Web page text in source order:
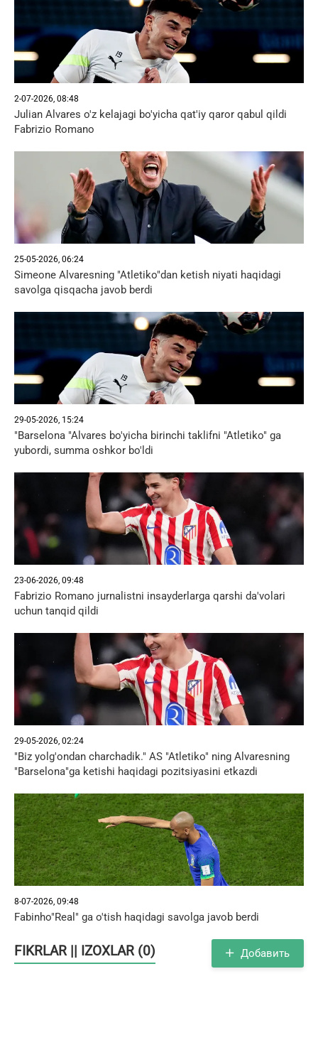
2-07-2026, 08:48
Julian Alvares o'z kelajagi bo'yicha qat'iy qaror qabul qildi
Fabrizio Romano
25-05-2026, 06:24
Simeone Alvaresning "Atletiko"dan ketish niyati haqidagi
savolga qisqacha javob berdi
29-05-2026, 15:24
"Barselona "Alvares bo'yicha birinchi taklifni "Atletiko" ga
yubordi, summa oshkor bo'ldi
23-06-2026, 09:48
Fabrizio Romano jurnalistni insayderlarga qarshi da'volari
uchun tanqid qildi
29-05-2026, 02:24
"Biz yolg'ondan charchadik." AS "Atletiko" ning Alvaresning
"Barselona"ga ketishi haqidagi pozitsiyasini etkazdi
8-07-2026, 09:48
Fabinho"Real" ga o'tish haqidagi savolga javob berdi
FIKRLAR || IZOXLAR (0) Добавить